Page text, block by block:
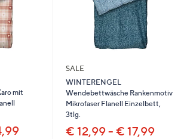
mit
SALE
WINTERENGEL
Wendebettwäsche Rankenmotiv
Mikrofaser Flanell Einzelbett,
3tlg.
€ 12,99 - € 17,99